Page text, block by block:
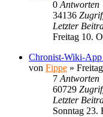
0 Antworten
34136
Letzter
Freitag 10.
Chronist-Wiki-
von Fippe »
7 Antworten
60729
Letzter
Sonntag 23.